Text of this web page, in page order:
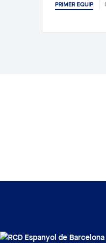
PRIMER EQUIP